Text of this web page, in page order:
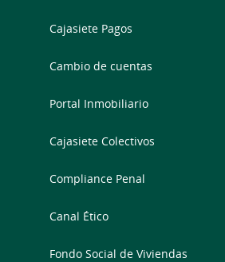
Cajasiete Pagos
Cambio de cuentas
Portal Inmobiliario
Cajasiete Colectivos
Compliance Penal
Canal Ético
Fondo Social de Viviendas